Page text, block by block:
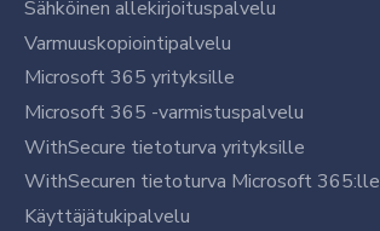
Sähköinen allekirjoituspalvelu
Varmuuskopiointipalvelu
Microsoft 365 yrityksille
Microsoft 365 -varmistuspalvelu
WithSecure tietoturva yrityksille
WithSecuren tietoturva Microsoft 365:lle
Käyttäjätukipalvelu